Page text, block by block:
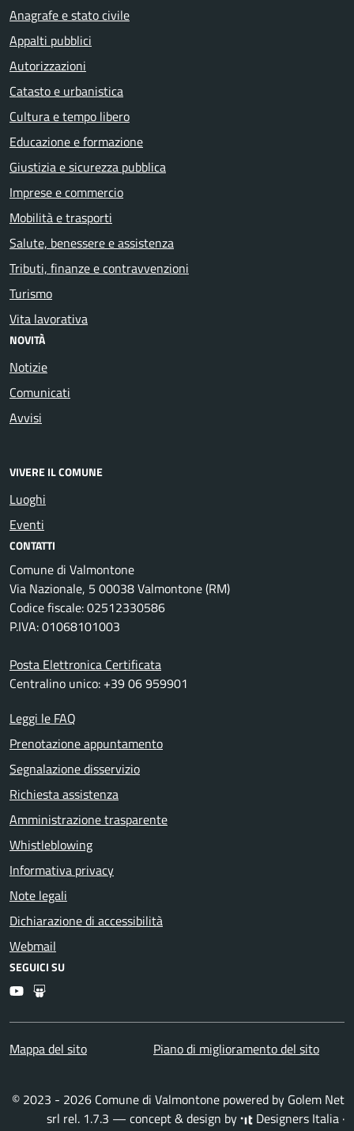
Anagrafe e stato civile
Appalti pubblici
Autorizzazioni
Catasto e urbanistica
Cultura e tempo libero
Educazione e formazione
Giustizia e sicurezza pubblica
Imprese e commercio
Mobilità e trasporti
Salute, benessere e assistenza
Tributi, finanze e contravvenzioni
Turismo
Vita lavorativa
NOVITÀ
Notizie
Comunicati
Avvisi
VIVERE IL COMUNE
Luoghi
Eventi
CONTATTI
Comune di Valmontone
Via Nazionale, 5 00038 Valmontone (RM)
Codice fiscale: 02512330586
P.IVA: 01068101003
Posta Elettronica Certificata
Centralino unico: +39 06 959901
Leggi le FAQ
Prenotazione appuntamento
Segnalazione disservizio
Richiesta assistenza
Amministrazione trasparente
Whistleblowing
Informativa privacy
Note legali
Dichiarazione di accessibilità
Webmail
SEGUICI SU
YoutubeSlideshare
Mappa del sito Piano di miglioramento del sito
© 2023 - 2026 Comune di Valmontone powered by Golem Net
srl rel. 1.7.3 — concept & design by Designers Italia ·